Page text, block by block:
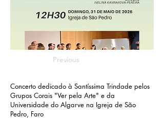
Previous
Concerto dedicado à Santíssima Trindade pelos
Grupos Corais "Ver pela Arte" e da
Universidade do Algarve na Igreja de São
Pedro, Faro